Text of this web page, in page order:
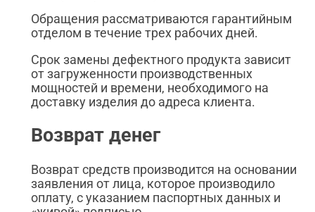
Обращения рассматриваются гарантийным
отделом в течение трех рабочих дней.
Срок замены дефектного продукта зависит
от загруженности производственных
мощностей и времени, необходимого на
доставку изделия до адреса клиента.
Возврат денег
Возврат средств производится на основании
заявления от лица, которое производило
оплату, с указанием паспортных данных и